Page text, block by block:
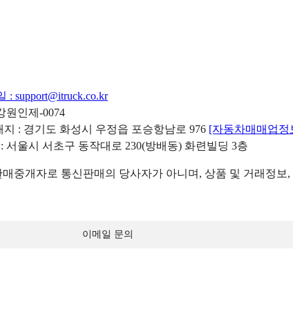
: support@itruck.co.kr
원인제-0074
: 경기도 화성시 우정읍 포승항남로 976 [자동차매매업정
울시 서초구 동작대로 230(방배동) 화련빌딩 3층
중개자로 통신판매의 당사자가 아니며, 상품 및 거래정
이메일 문의